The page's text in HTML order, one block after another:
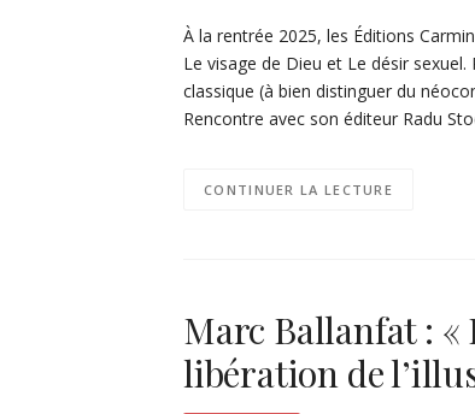
À la rentrée 2025, les Éditions
Le visage de Dieu et Le désir
classique (à bien distinguer du
Rencontre avec son éditeur Radu
CONTINUER LA LECTURE
Marc Ballanfat : «
libération de